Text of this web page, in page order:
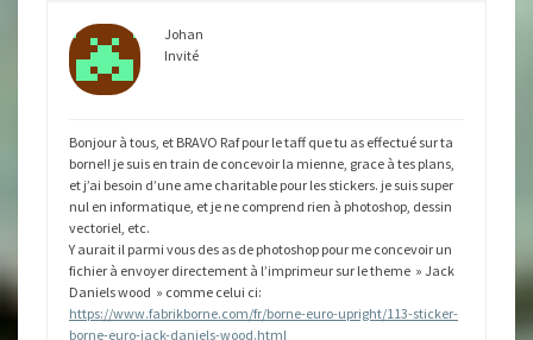
Johan
Invité
Bonjour à tous, et BRAVO Raf pour le taff que tu as effectué sur ta
borne!! je suis en train de concevoir la mienne, grace à tes plans,
et j’ai besoin d’une ame charitable pour les stickers. je suis super
nul en informatique, et je ne comprend rien à photoshop, dessin
vectoriel, etc.
Y aurait il parmi vous des as de photoshop pour me concevoir un
fichier à envoyer directement à l’imprimeur sur le theme » Jack
Daniels wood » comme celui ci:
https://www.fabrikborne.com/fr/borne-euro-upright/113-sticker-
borne-euro-jack-daniels-wood.html